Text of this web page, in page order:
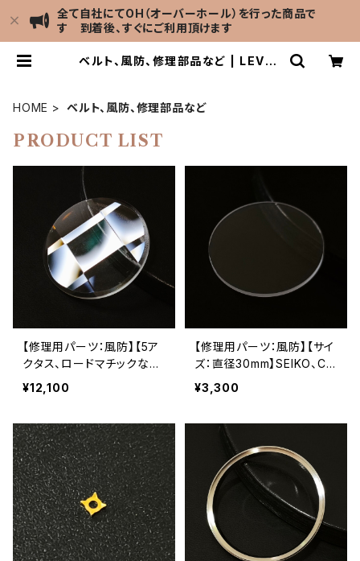
全て自社にてOH（オーバーホール）を行った商品で
す 到着後、すぐにご利用頂けます
ベルト、風防、修理部品など | LEVEL
HOME ベルト、風防、修理部品など
PRODUCT LIST
【修理用パーツ：風防】【5ア
クタス、ロードマチックなど
に対応】SEIKO （セイコー）
70系＆61系＆56系 交換用
m 9面カットガラス風防/ミ
ネラルガラス LEVEL7
¥12,100
【修理用パーツ：風防】【サイ
ズ：直径30mm】SEIKO、CI
TIZENなど、修理、交換用風
防 直径30mm フラット風
VEL7
¥3,300